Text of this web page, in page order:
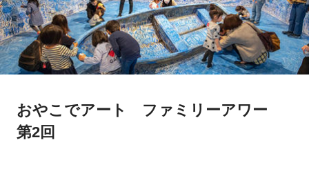
おやこでアート ファミリーアワー
第2回